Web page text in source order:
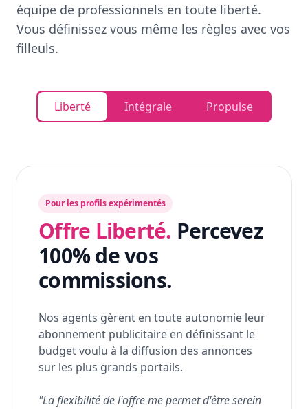
équipe de professionnels en toute liberté.
Vous définissez vous même les règles avec vos
filleuls.
Liberté Intégrale Propulse
Pour les profils expérimentés
Offre Liberté. Percevez
100% de vos
commissions.
Nos agents gèrent en toute autonomie leur
abonnement publicitaire en définissant le
budget voulu à la diffusion des annonces
sur les plus grands portails.
"La flexibilité de l'offre me permet d'être serein